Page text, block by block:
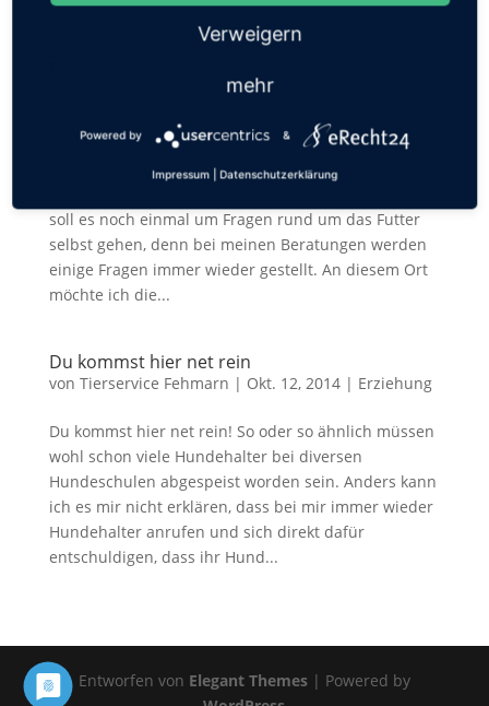
Wie Hunde fressen (Teil 7) – Der Teufel steckt
Tierservice Fehmarn Jan. 27, 2021
Bereits in den letzten beiden Artikeln haben wir uns
soll es noch einmal um Fragen rund um das Futter
selbst gehen, denn bei meinen Beratungen werden
einige Fragen immer wieder gestellt. An diesem Ort
möchte ich die...
Du kommst hier net rein
von Tierservice Fehmarn | Okt. 12, 2014| Erziehung
Du kommst hier net rein! So oder so ähnlich müssen
wohl schon viele Hundehalter bei diversen
Hundeschulen abgespeist worden sein. Anders kann
ich es mir nicht erklären, dass bei mir immer wieder
Hundehalter anrufen und sich direkt dafür
entschuldigen, dass ihr Hund...
Entworfen von Elegant Themes| Powered by
Verweigern
mehr
Powered by &
Impressum Datenschutzerklärung